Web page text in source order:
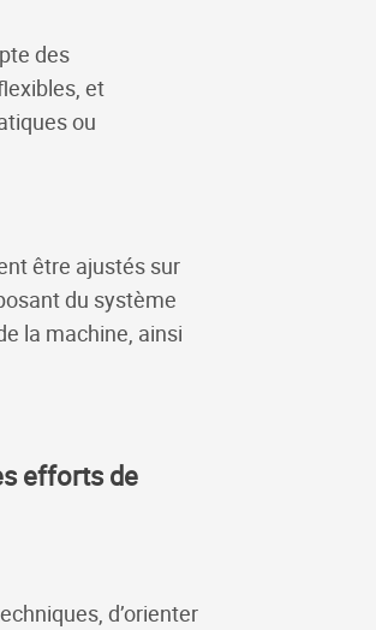
des
et
ou
être ajustés sur
du système
la machine, ainsi
efforts de
d’orienter